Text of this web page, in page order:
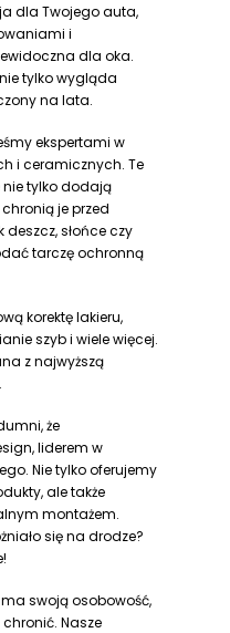
dla Twojego auta,
i
dla oka.
tylko wygląda
na lata.
ekspertami w
i ceramicznych. Te
tylko dodają
je przed
słońce czy
tarczę ochronną
korektę lakieru,
szyb i wiele więcej.
z najwyższą
że
liderem w
Nie tylko oferujemy
ale także
montażem.
się na drodze?
swoją osobowość,
Nasze